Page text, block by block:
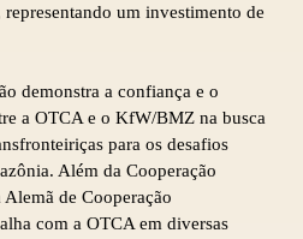
um investimento de
demonstra a confiança e o
a OTCA e o KfW/BMZ na busca
para os desafios
Além da Cooperação
de Cooperação
com a OTCA em diversas